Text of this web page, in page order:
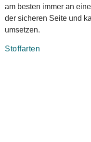
am besten immer an
der sicheren Seite und
umsetzen.
Stoffarten